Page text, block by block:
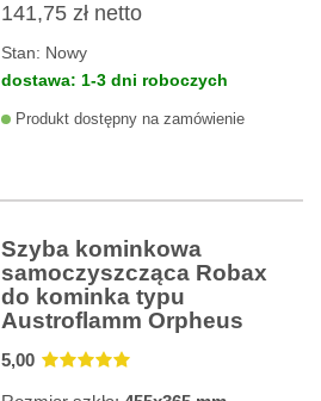
141,75 zł netto
Stan: Nowy
dostawa: 1-3 dni roboczych
Produkt dostępny na zamówienie
Szyba kominkowa
samoczyszcząca Robax
do kominka typu
Austroflamm Orpheus
5,00